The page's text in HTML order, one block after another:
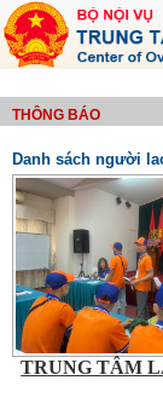
THÔNG BÁO
Danh sách người
TRUNG TÂM